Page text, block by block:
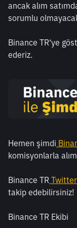
ancak alım
sorumlu
Binance TR‘ye
ederiz.
Hemen şimdi
komisyonlarla
Binance TR Twitter
takip edebilirsiniz!
Binance TR Ekibi